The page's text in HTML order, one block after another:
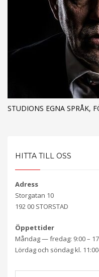
STUDIONS EGNA SPRÅK,
HITTA TILL OSS
Adress
Storgatan 10
192 00 STORSTAD
Öppettider
Måndag — fredag: 9:00 –
Lördag och söndag kl.